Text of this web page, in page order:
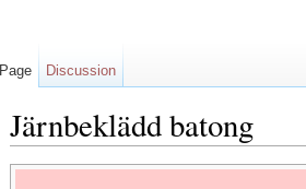
Järnbeklädd batong
Page Discussion